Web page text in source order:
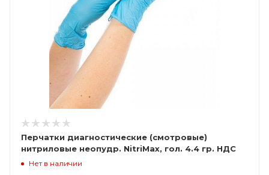
Перчатки диагностические (смотровые)
нитриловые неопудр. NitriMax, гол. 4.4 гр. НДС
(10%)
Нет в наличии